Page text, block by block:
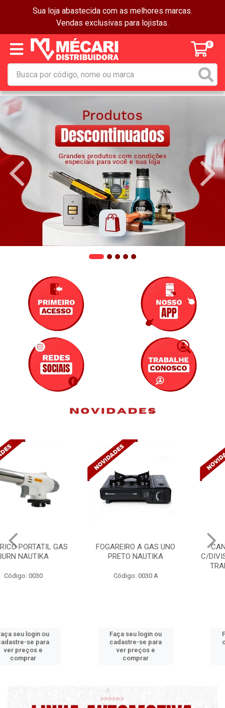
Sua loja abastecida com as melhores marcas.
Vendas exclusivas para lojistas.
0
FOGAREIRO A GAS UNO
PRETO NAUTIKA
Código: 0030 A
Faça seu login ou
cadastre-se para
ver preços e
CANALETA 20X10X2M
C/DIVISORIA C/DUPLA FACE
Código: 4990
Faça seu login ou
cadastre-se para
ver preços e